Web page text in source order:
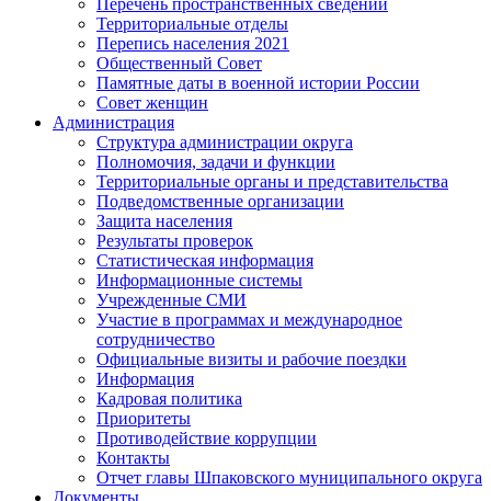
Перечень пространственных сведений
Территориальные отделы
Перепись населения 2021
Общественный Совет
Памятные даты в военной истории России
Совет женщин
Администрация
Структура администрации округа
Полномочия, задачи и функции
Территориальные органы и представительства
Подведомственные организации
Защита населения
Результаты проверок
Статистическая информация
Информационные системы
Учрежденные СМИ
Участие в программах и международное
сотрудничество
Официальные визиты и рабочие поездки
Информация
Кадровая политика
Приоритеты
Противодействие коррупции
Контакты
Отчет главы Шпаковского муниципального округа
Документы